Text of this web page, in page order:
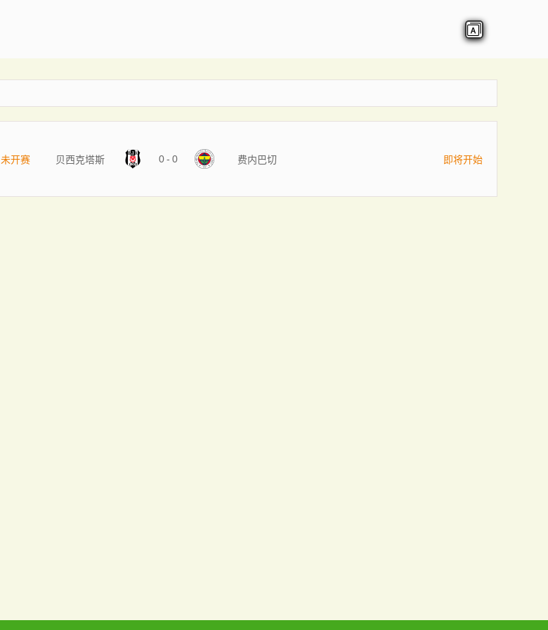
未开赛 贝西克塔斯 0 - 0 费内巴切 即将开始